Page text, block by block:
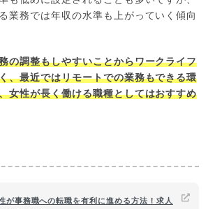
業務では年収の水準も上がっていく傾向
の調整もしやすいことからワークライフ
、最近ではリモートでの業務もできる環
女性が長く働ける職種としてはおすすめ
が事務職への転職を有利に進める方法！求人